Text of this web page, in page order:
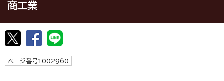
商工業
ページ番号1002960